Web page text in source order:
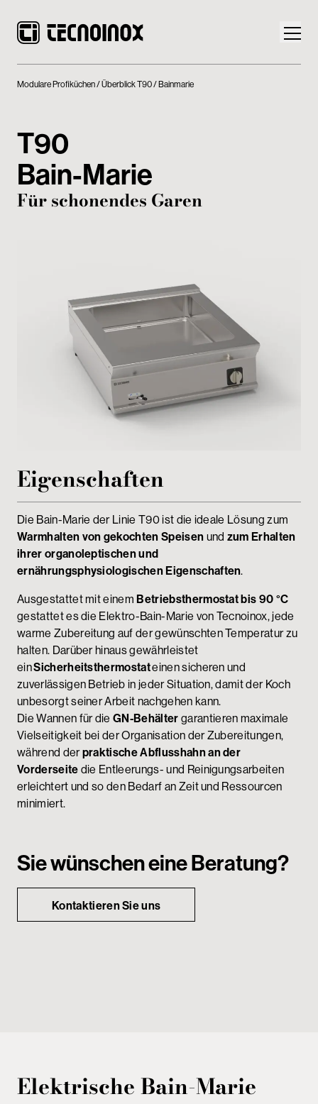
Produkte
Die Welt von Tecnoinox
Passwortgeschützter Bereich
Modulare Profiküchen Überblick T90 Bainmarie
T90
Bain-Marie
Für schonendes Garen
Eigenschaften
Die Bain-Marie der Linie T90 ist die ideale Lösung zum
Warmhalten von gekochten Speisen und zum Erhalten
ihrer organoleptischen und
ernährungsphysiologischen Eigenschaften.
Ausgestattet mit einemBetriebsthermostat bis 90 °C
gestattet es die Elektro-Bain-Marie von Tecnoinox, jede
warme Zubereitung auf der gewünschten Temperatur zu
halten. Darüber hinaus gewährleistet
einSicherheitsthermostateinen sicheren und
zuverlässigen Betrieb in jeder Situation, damit der Koch
unbesorgt seiner Arbeit nachgehen kann.
Die Wannen für dieGN-Behälter garantieren maximale
Vielseitigkeit bei der Organisation der Zubereitungen,
während derpraktische Abflusshahn an der
Vorderseite die Entleerungs- und Reinigungsarbeiten
erleichtert und so den Bedarf an Zeit und Ressourcen
minimiert.
Sie wünschen eine Beratung?
Kontaktieren Sie uns
Elektrische Bain-Marie